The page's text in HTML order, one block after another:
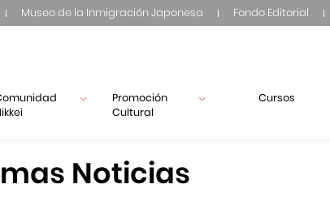
Museo de la Inmigración Japonesa Fondo Editorial
Promoción
Cultural
Cursos
Noticias